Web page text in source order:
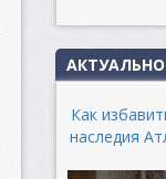
Как
наследия